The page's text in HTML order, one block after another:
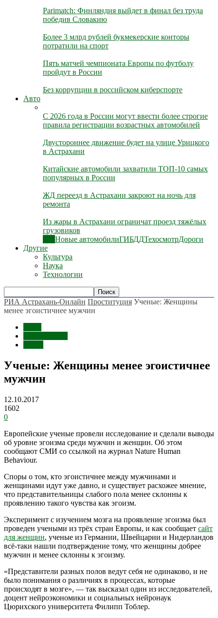
Parimatch: Финляндия выйдет в финал без труда
победив Словакию
Более 3 млрд рублей букмекерские конторы
потратили на спорт
Пять матчей чемпионата Европы по футболу
пройдут в России
Без коррупции в российском киберспорте
Авто
С 2026 года в России могут ввести более строгие
правила регистрации возрастных автомобилей
Двустороннее движение будет на улице Урицкого
в Астрахани
Китайские автомобили захватили ТОП-10 самых
популярных в России
ЖД переезд в Астрахани закроют на ночь для
ремонта
Из жары в Астрахани ограничат проезд тяжёлых
грузовиков
Новые автомобилиГИБДДТехосмотрДороги
Другие
Культура
Наука
Технологии
РИА Астрахань-Онлайн Проституция Ученые: Женщины
менее эгоистичнее мужчин
Ученые: Женщины менее эгоистичнее
мужчин
12.10.2017
1602
0
Европейские ученые провели исследование и сделали выводы
об уровне эгоизма среди мужчин и женщин. Об этом
сообщают СМИ со ссылкой на журнал Nature Human
Behaviour.
Споры о том, кто эгоистичнее между мужчинами и
женщинами идут уже давно, и существует расхожее мнение,
что представительницы слабого пола менее склонны к
проявлению такого чувства как эгоизм.
Эксперимент с изучением мозга на проявление эгоизма был
проведен учеными из трёх стран Европы, и как сообщает сайт
для женщин, ученые из Германии, Швейцарии и Нидерландов
всё-таки нашли подтверждение тому, что женщины добрее
мужчин и менее склонны к эгоизму.
«Представители разных полов ведут себя не одинаково, и не
было понимания о различиях в процессах, которые
происходят в мозге», — так высказал один из исследователей,
доцент нейроэкономики и социальных нейронаук
Цюрихского университета Филипп Тоблер.